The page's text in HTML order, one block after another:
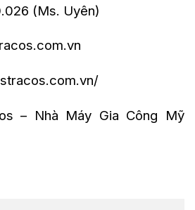
(Ms. Uyên)
– Nhà Máy Gia Công Mỹ